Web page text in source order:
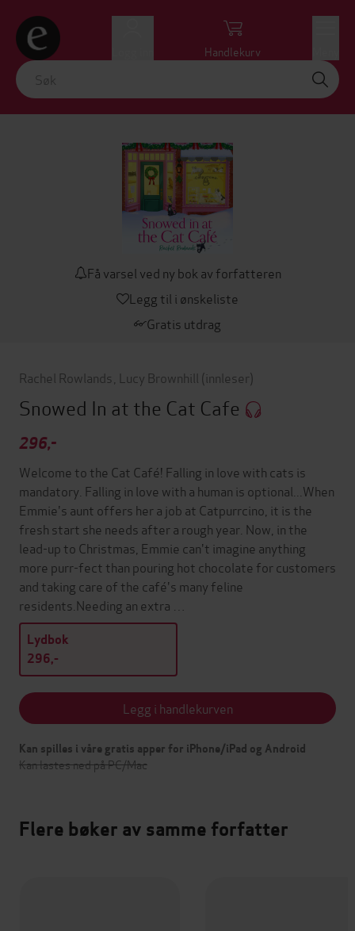
Handlekurv
Få varsel ved ny bok av forfatteren
Legg til i ønskeliste
Gratis utdrag
Rachel Rowlands Lucy Brownhill (innleser)
Snowed In at the Cat Cafe
296,-
Welcome to the Cat Café! Falling in love with cats is
mandatory. Falling in love with a human is optional...When
Emmie's aunt offers her a job at Catpurrcino, it is the
fresh start she needs after a rough year. Now, in the
lead-up to Christmas, Emmie can't imagine anything
more purr-fect than pouring hot chocolate for customers
and taking care of the café's many feline
residents.Needing an extra …
Lydbok
296,-
Legg i handlekurven
Kan spilles i våre gratis apper for iPhone/iPad og Android
Kan lastes ned på PC/Mac
Flere bøker av samme forfatter